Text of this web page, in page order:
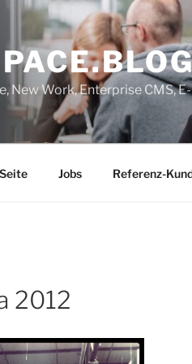
New Work, Enterprise CMS,
Jobs Referenz-
2012